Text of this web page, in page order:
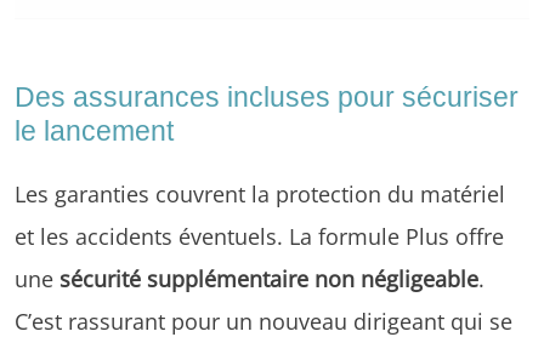
Des assurances incluses pour sécuriser
le lancement
Les garanties couvrent la protection du matériel
et les accidents éventuels. La formule Plus offre
une sécurité supplémentaire non négligeable.
C’est rassurant pour un nouveau dirigeant qui se